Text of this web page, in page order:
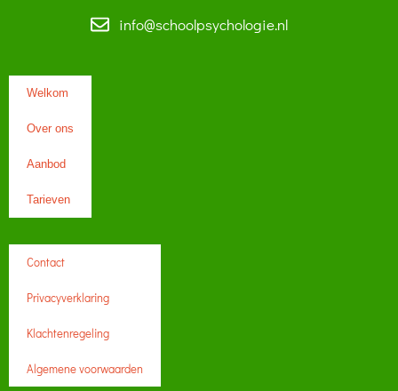
info@schoolpsychologie.nl
Welkom
Over ons
Aanbod
Tarieven
Contact
Privacyverklaring
Klachtenregeling
Algemene voorwaarden